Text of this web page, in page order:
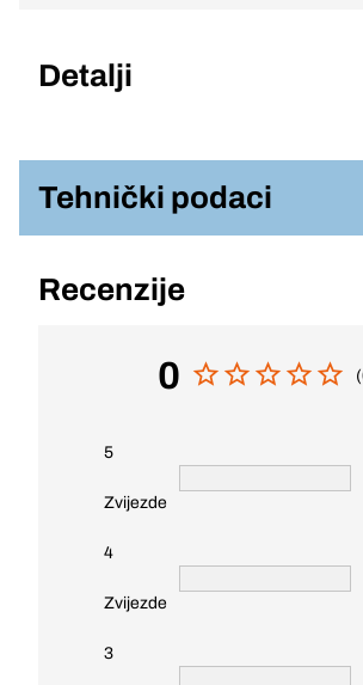
Detalji
Tehnički podaci
Recenzije
0
5
Zvijezde
4
Zvijezde
3